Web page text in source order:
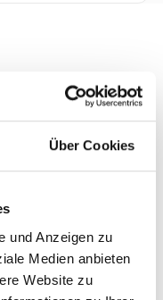
Über Cookies
und Anzeigen zu
Medien anbieten
Website zu